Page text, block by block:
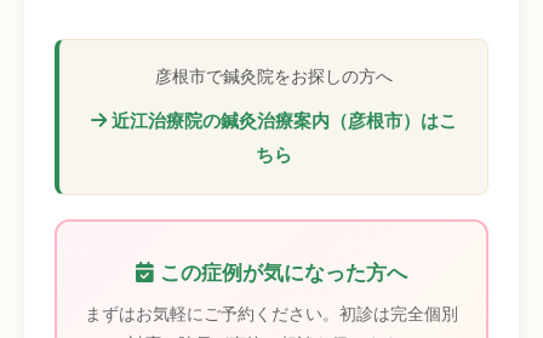
彦根市で鍼灸院をお探しの方へ
近江治療院の鍼灸治療案内（彦根市）はこ
ちら
この症例が気になった方へ
まずはお気軽にご予約ください。初診は完全個別